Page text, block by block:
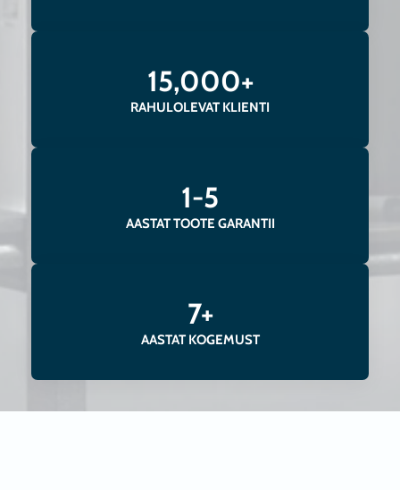
15,000+
RAHULOLEVAT KLIENTI
1-5
AASTAT TOOTE GARANTII
7+
AASTAT KOGEMUST